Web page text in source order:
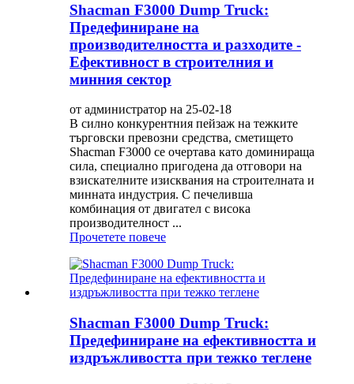
Shacman F3000 Dump Truck:
Предефиниране на
производителността и разходите -
Ефективност в строителния и
минния сектор
от администратор на 25-02-18
В силно конкурентния пейзаж на тежките
търговски превозни средства, сметището
Shacman F3000 се очертава като доминираща
сила, специално пригодена да отговори на
взискателните изисквания на строителната и
минната индустрия. С печеливша
комбинация от двигател с висока
производителност ...
Прочетете повече
Shacman F3000 Dump Truck:
Предефиниране на ефективността и
издръжливостта при тежко теглене